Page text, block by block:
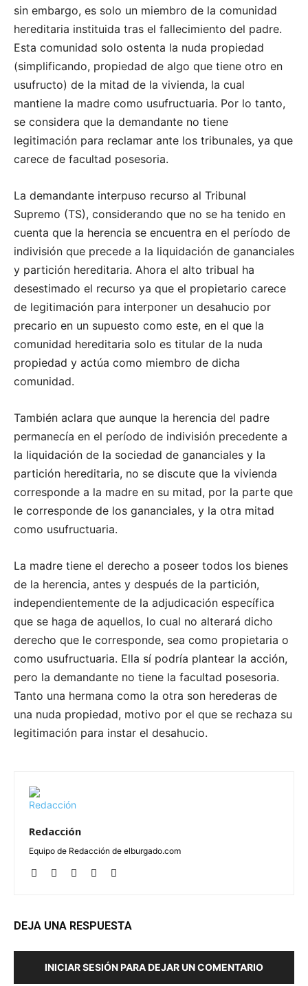
sin embargo, es solo un miembro de la comunidad
hereditaria instituida tras el fallecimiento del padre.
Esta comunidad solo ostenta la nuda propiedad
(simplificando, propiedad de algo que tiene otro en
usufructo) de la mitad de la vivienda, la cual
mantiene la madre como usufructuaria. Por lo tanto,
se considera que la demandante no tiene
legitimación para reclamar ante los tribunales, ya que
carece de facultad posesoria.
La demandante interpuso recurso al Tribunal
Supremo (TS), considerando que no se ha tenido en
cuenta que la herencia se encuentra en el período de
indivisión que precede a la liquidación de gananciales
y partición hereditaria. Ahora el alto tribual ha
desestimado el recurso ya que el propietario carece
de legitimación para interponer un desahucio por
precario en un supuesto como este, en el que la
comunidad hereditaria solo es titular de la nuda
propiedad y actúa como miembro de dicha
comunidad.
También aclara que aunque la herencia del padre
permanecía en el período de indivisión precedente a
la liquidación de la sociedad de gananciales y la
partición hereditaria, no se discute que la vivienda
corresponde a la madre en su mitad, por la parte que
le corresponde de los gananciales, y la otra mitad
como usufructuaria.
La madre tiene el derecho a poseer todos los bienes
de la herencia, antes y después de la partición,
independientemente de la adjudicación específica
que se haga de aquellos, lo cual no alterará dicho
derecho que le corresponde, sea como propietaria o
como usufructuaria. Ella sí podría plantear la acción,
pero la demandante no tiene la facultad posesoria.
Tanto una hermana como la otra son herederas de
una nuda propiedad, motivo por el que se rechaza su
legitimación para instar el desahucio.
Redacción
Equipo de Redacción de elburgado.com
DEJA UNA RESPUESTA
INICIAR SESIÓN PARA DEJAR UN COMENTARIO